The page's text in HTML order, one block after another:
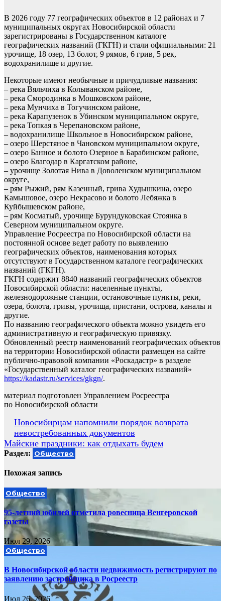
В 2026 году 77 географических объектов в 12 районах и 7
муниципальных округах Новосибирской области
зарегистрированы в Государственном каталоге
географических названий (ГКГН) и стали официальными: 21
урочище, 18 озер, 13 болот, 9 рямов, 6 грив, 5 рек,
водохранилище и другие.
Некоторые имеют необычные и причудливые названия:
– река Вяльчиха в Колыванском районе,
– река Смородинка в Мошковском районе,
– река Мунчиха в Тогучинском районе,
– река Карапузенок в Убинском муниципальном округе,
– река Топкая в Черепановском районе,
– водохранилище Школьное в Новосибирском районе,
– озеро Шерстяное в Чановском муниципальном округе,
– озеро Банное и болото Озерное в Барабинском районе,
– озеро Благодар в Каргатском районе,
– урочище Золотая Нива в Доволенском муниципальном
округе,
– рям Рыжий, рям Казенный, грива Худышкина, озеро
Камышовое, озеро Некрасово и болото Лебяжка в
Куйбышевском районе,
– рям Косматый, урочище Бурундуковская Стоянка в
Северном муниципальном округе.
Управление Росреестра по Новосибирской области на
постоянной основе ведет работу по выявлению
географических объектов, наименования которых
отсутствуют в Государственном каталоге географических
названий (ГКГН).
ГКГН содержит 8840 названий географических объектов
Новосибирской области: населенные пункты,
железнодорожные станции, остановочные пункты, реки,
озера, болота, гривы, урочища, пристани, острова, каналы и
другие.
По названию географического объекта можно увидеть его
административную и географическую привязку.
Обновленный реестр наименований географических объектов
на территории Новосибирской области размещен на сайте
публично-правовой компании «Роскадастр» в разделе
«Государственный каталог географических названий»
https://kadastr.ru/services/gkgn/.
материал подготовлен Управлением Росреестра
по Новосибирской области
Навигация
по
записям
Новосибирцам напомнили порядок возврата
невостребованных документов
Майские праздники: как отдыхать будем
Раздел: Общество
Похожая запись
Общество
95-летний юбилей отметила ровесница Венгеровской
газеты
Июл 29, 2026
Общество
В Новосибирской области недвижимость регистрируют по
заявлению застройщика в Росреестр
Июл 26, 2026